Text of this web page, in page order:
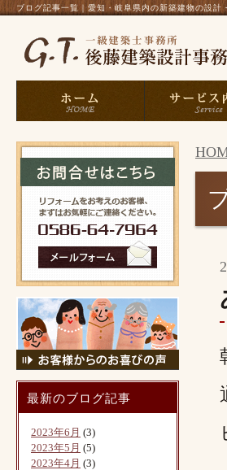
ブログ記事一覧｜愛知・岐阜県内の新築建物の設
最新のブログ記事
2023年6月 (3)
2023年5月 (5)
2023年4月 (3)